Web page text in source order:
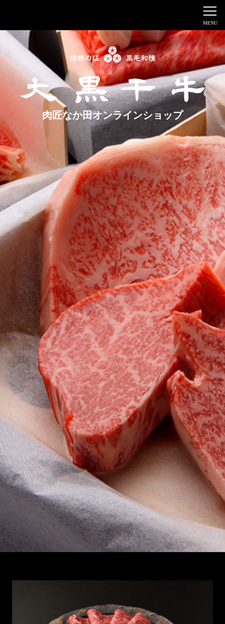
肉匠なか田オンラインショップ